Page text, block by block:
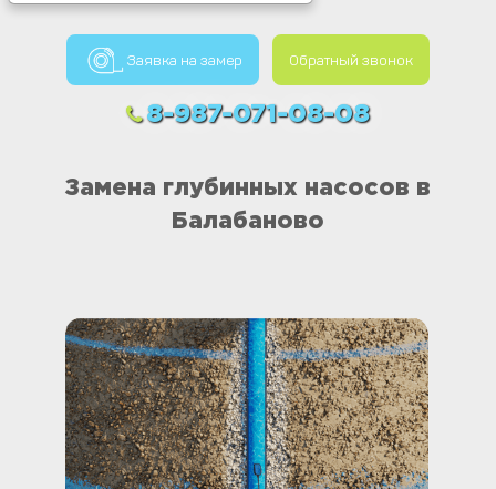
Заявка на замер Обратный звонок
8-987-071-08-08
Замена глубинных насосов в
Балабаново